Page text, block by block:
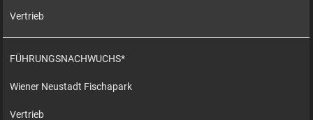
Vertrieb
FÜHRUNGSNACHWUCHS*
Wiener Neustadt Fischapark
Vertrieb